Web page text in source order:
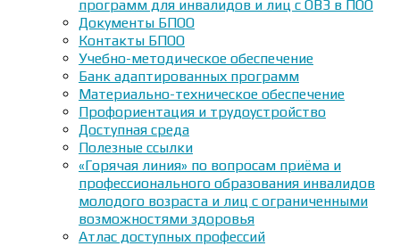
программ для инвалидов и лиц с ОВЗ в ПОО
Документы БПОО
Контакты БПОО
Учебно-методическое обеспечение
Банк адаптированных программ
Материально-техническое обеспечение
Профориентация и трудоустройство
Доступная среда
Полезные ссылки
«Горячая линия» по вопросам приёма и
профессионального образования инвалидов
молодого возраста и лиц с ограниченными
возможностями здоровья
Атлас доступных профессий